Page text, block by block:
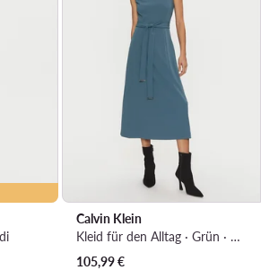
Calvin Klein
Kleid für den Alltag · Grün · Midi
Aktueller Preis
105,99€